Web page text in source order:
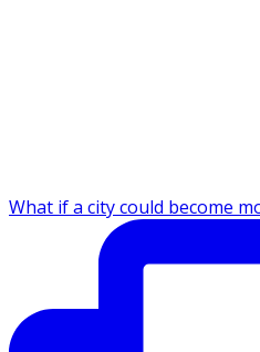
What if a city could become